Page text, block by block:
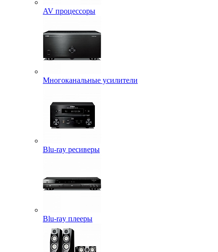
AV процессоры
Многоканальные усилители
Blu-ray ресиверы
Blu-ray плееры